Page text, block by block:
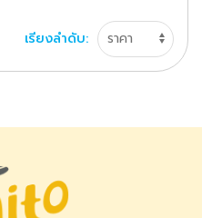
เรียงลำดับ: